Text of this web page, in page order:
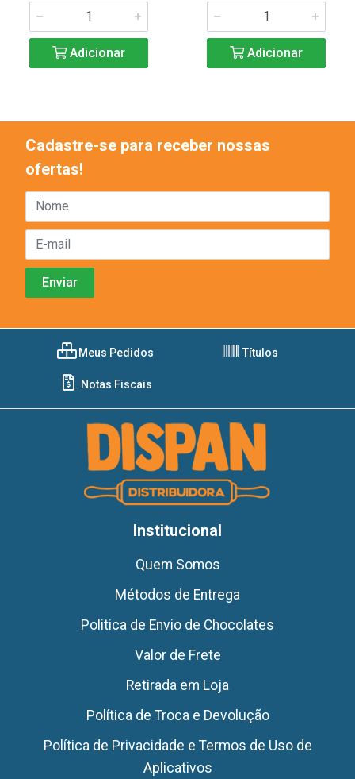
Adicionar Adicionar
Cadastre-se para receber nossas
ofertas!
Meus Pedidos Títulos
Notas Fiscais
Institucional
Quem Somos
Métodos de Entrega
Politica de Envio de Chocolates
Valor de Frete
Retirada em Loja
Política de Troca e Devolução
Política de Privacidade e Termos de Uso de
Aplicativos